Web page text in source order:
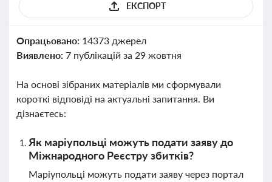
ЕКСПОРТ
Опрацьовано: 14373 джерел
Виявлено: 7 публікацій за 29 жовтня
На основі зібраних матеріалів ми сформували
короткі відповіді на актуальні запитання. Ви
дізнаєтесь:
Як маріупольці можуть подати заяву до
Міжнародного Реєстру збитків?
Маріупольці можуть подати заяву через портал